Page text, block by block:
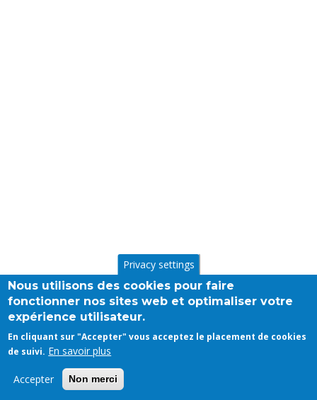
LATEST
Privacy settings
Nous utilisons des cookies pour faire
fonctionner nos sites web et optimaliser votre
expérience utilisateur.
En cliquant sur "Accepter" vous acceptez le placement de cookies
de suivi. En savoir plus
Accepter Non merci